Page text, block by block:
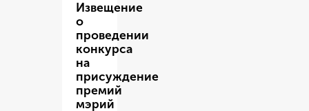
Извещение
о
проведении
конкурса
на
присуждение
премий
мэрий